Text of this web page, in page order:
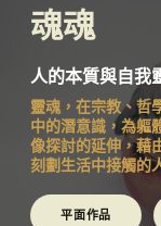
魂魂
人的本質與自我
靈魂，在宗教、哲
中的潛意識，為軀
像探討的延伸，藉
刻劃生活中接觸的
平面作品